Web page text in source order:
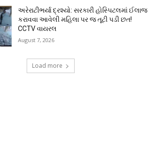
અરેરાટીભર્યા દ્રશ્યો: સરકારી હોસ્પિટલમાં ઈલાજ
કરાવવા આવેલી મહિલા પર જ તૂટી પડી છત!
CCTV વાયરલ
August 7, 2026
Load more